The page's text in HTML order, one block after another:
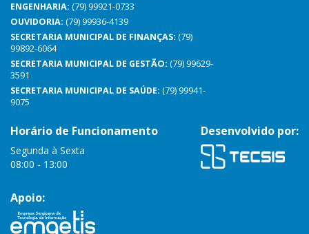
ENGENHARIA: (79) 99921-0733
OUVIDORIA: (79) 99936-4139
SECRETARIA MUNICIPAL DE FINANÇAS: (79)
99892-6064
SECRETARIA MUNICIPAL DE GESTÃO: (79) 99629-
3591
SECRETARIA MUNICIPAL DE SAÚDE: (79) 99941-
9075
Horário de Funcionamento
Segunda à Sexta
08:00 - 13:00
Desenvolvido por:
Apoio: